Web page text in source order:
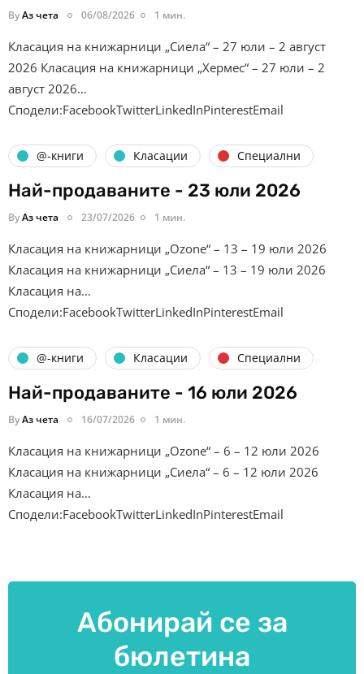
ByАз чета 06/08/2026 1 мин.
Класация на книжарници „Сиела“ – 27 юли – 2 август
2026 Класация на книжарници „Хермес“ – 27 юли – 2
август 2026…
Сподели:FacebookTwitterLinkedInPinterestEmail
@-книги Класации Специални
Най-продаваните - 23 юли 2026
ByАз чета 23/07/2026 1 мин.
Класация на книжарници „Ozone“ – 13 – 19 юли 2026
Класация на книжарници „Сиела“ – 13 – 19 юли 2026
Класация на…
Сподели:FacebookTwitterLinkedInPinterestEmail
@-книги Класации Специални
Най-продаваните - 16 юли 2026
ByАз чета 16/07/2026 1 мин.
Класация на книжарници „Ozone“ – 6 – 12 юли 2026
Класация на книжарници „Сиела“ – 6 – 12 юли 2026
Класация на…
Сподели:FacebookTwitterLinkedInPinterestEmail
Абонирай се за
бюлетина